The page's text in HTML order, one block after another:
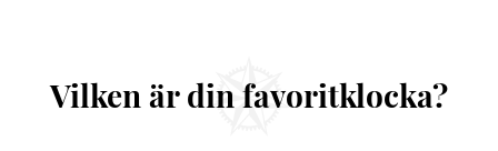
Vilken är din favoritklocka?